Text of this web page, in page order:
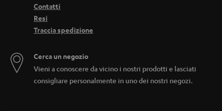
Contatti
Resi
Traccia spedizione
Cerca un negozio
Vieni a conoscere da vicino i nostri prodotti e lasciati
consigliare personalmente in uno dei nostri negozi.